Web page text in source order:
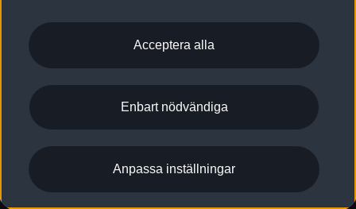
2G/3G nätet stängs ned - Hur påverkas min bil av detta?
Nyhetsbrev
Vårt hållbarhetsarbete
Lediga tjänster huvudkontor
Lediga tjänster hos Audi Återförsäljare
Kommentar till mediauppgifter om dataläcka
Anpassa inställningar för cookies
Visselblåsarkanaler
Acceptera alla
Enbart nödvändiga
Anpassa inställningar